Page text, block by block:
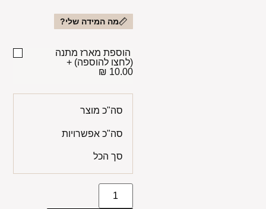
מה המידה שלי?
הוספת מארז מתנה
(לחצו להוספה) +
10.00 ₪
סה"כ מוצר
סה"כ אפשרויות
סך הכל